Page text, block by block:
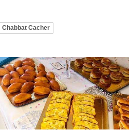
Chabbat Cacher